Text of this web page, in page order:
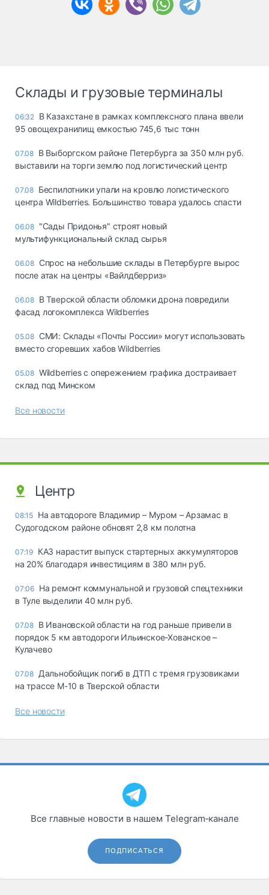
Склады и грузовые терминалы
06:32 В Казахстане в рамках комплексного плана ввели
95 овощехранилищ емкостью 745,6 тыс тонн
07.08 В Выборгском районе Петербурга за 350 млн руб.
выставили на торги землю под логистический центр
07.08 Беспилотники упали на кровлю логистического
центра Wildberries. Большинство товара удалось спасти
06.08 "Сады Придонья" строят новый
мультифункциональный склад сырья
06.08 Спрос на небольшие склады в Петербурге вырос
после атак на центры «Вайлдберриз»
06.08 В Тверской области обломки дрона повредили
фасад логокомплекса Wildberries
05.08 СМИ: Склады «Почты России» могут использовать
вместо сгоревших хабов Wildberries
05.08 Wildberries с опережением графика достраивает
склад под Минском
Все новости
Центр
08:15 На автодороге Владимир – Муром – Арзамас в
Судогодском районе обновят 2,8 км полотна
07:19 КАЗ нарастит выпуск стартерных аккумуляторов
на 20% благодаря инвестициям в 380 млн руб.
07:06 На ремонт коммунальной и грузовой спецтехники
в Туле выделили 40 млн руб.
07.08 В Ивановской области на год раньше привели в
порядок 5 км автодороги Ильинское-Хованское –
Кулачево
07.08 Дальнобойщик погиб в ДТП с тремя грузовиками
на трассе М-10 в Тверской области
Все новости
Все главные новости в нашем Telegram‑канале
ПОДПИСАТЬСЯ